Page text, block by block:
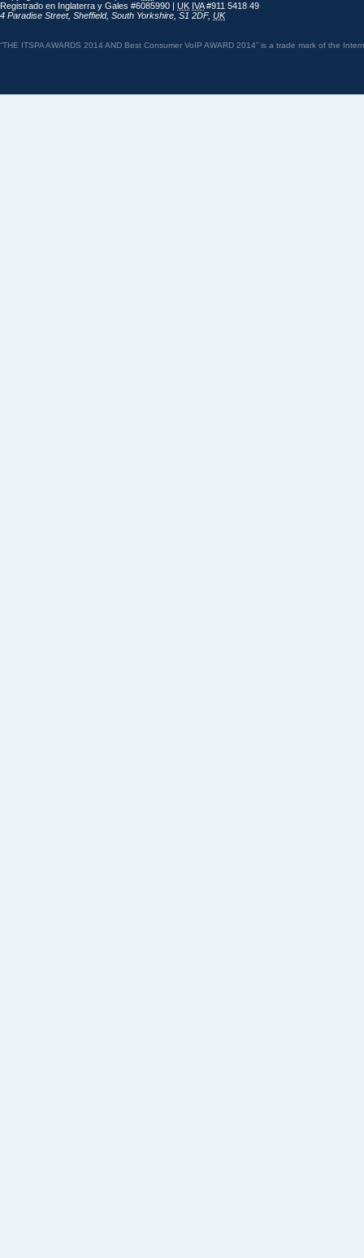
Registrado en Inglaterra y Gales #6085990 | UK IVA#911 5418 49
4 Paradise Street, Sheffield, South Yorkshire S1 2DF, UK
“THE ITSPA AWARDS 2014 AND Best Consumer VoIP AWARD 2014” is a trade mark of the